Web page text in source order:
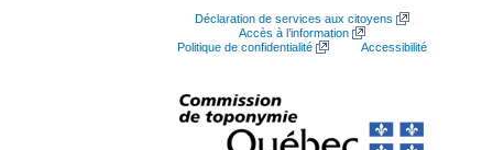
Déclaration de services aux citoyens
Accès à l’information
Politique de confidentialité
Accessibilité